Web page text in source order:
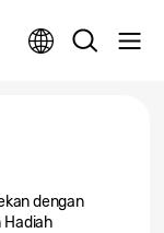
dengan
Hadiah